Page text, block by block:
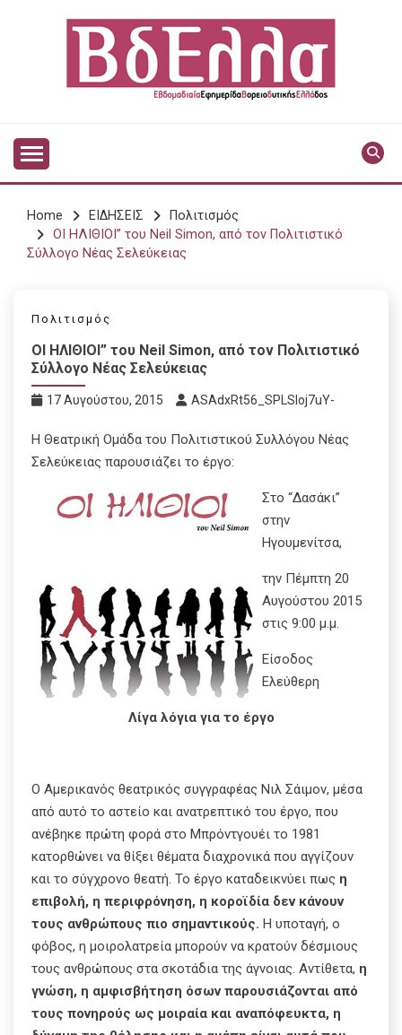
VDELLA
Home ΕΙΔΗΣΕΙΣ
Πολιτισμός
ΟΙ ΗΛΙΘΙΟΙ” του Neil Simon, από τον Πολιτιστικό
Σύλλογο Νέας Σελεύκειας
Πολιτισμός
ΟΙ ΗΛΙΘΙΟΙ” του Neil Simon, από τον Πολιτιστικό
Σύλλογο Νέας Σελεύκειας
17 Αυγούστου, 2015 ASAdxRt56_SPLSIoj7uY-
Η Θεατρική Ομάδα του Πολιτιστικού Συλλόγου Νέας
Σελεύκειας παρουσιάζει το έργο:
Στο “Δασάκι”
στην
Ηγουμενίτσα,
την Πέμπτη 20
Αυγούστου 2015
στις 9:00 μ.μ.
Είσοδος
Ελεύθερη
Λίγα λόγια για το έργο
Ο Αμερικανός θεατρικός συγγραφέας Νιλ Σάιμον, μέσα
από αυτό το αστείο και ανατρεπτικό του έργο, που
ανέβηκε πρώτη φορά στο Μπρόντγουέι το 1981
κατορθώνει να θίξει θέματα διαχρονικά που αγγίζουν
και το σύγχρονο θεατή. Το έργο καταδεικνύει πως η
επιβολή, η περιφρόνηση, η κοροϊδία δεν κάνουν
τους ανθρώπους πιο σημαντικούς. Η υποταγή, ο
φόβος, η μοιρολατρεία μπορούν να κρατούν δέσμιους
τους ανθρώπους στα σκοτάδια της άγνοιας. Αντίθετα, η
γνώση, η αμφισβήτηση όσων παρουσιάζονται από
τους πονηρούς ως μοιραία και αναπόφευκτα, η